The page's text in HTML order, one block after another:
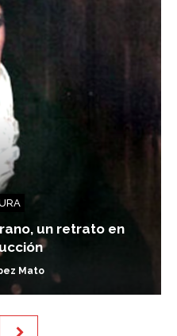
un retrato en
Mato